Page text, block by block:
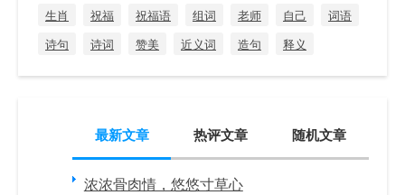
生肖
祝福 祝福语 组词 老师 自己
词语
诗句
诗词 赞美 近义词 造句 释义
最新文章 热评文章 随机文章
浓浓骨肉情，悠悠寸草心